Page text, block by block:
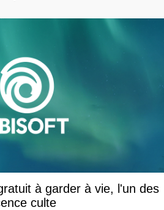
à garder à vie, l'un des
culte